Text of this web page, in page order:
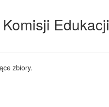
Edukacji
zbiory.